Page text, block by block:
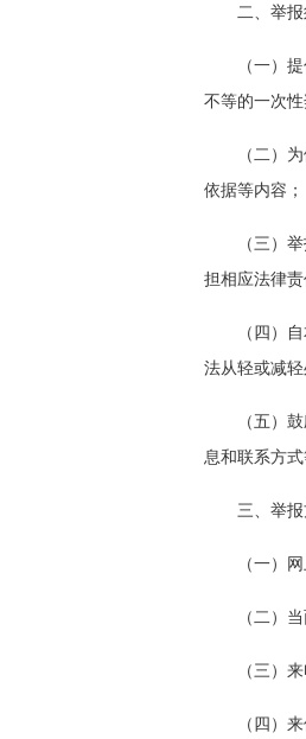
二、举
（一）
不等的一次性
（二）
依据等内容；
（三）
担相应法律责
（四）
法从轻或减轻
（五）
息和联系方式
三、举
（一）
（二）
（三）
（四）